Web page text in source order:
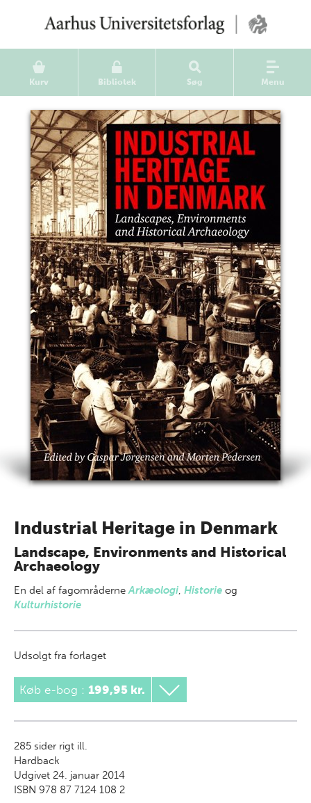
Kurv Bibliotek Søg Menu
Industrial Heritage in Denmark
Landscape, Environments and Historical
Archaeology
En del af fagområderneArkæologi, Historie og
Kulturhistorie
Udsolgt fra forlaget
Køb e-bog : 199,95 kr.
285 sider rigt ill.
Hardback
Udgivet 24. januar 2014
ISBN 978 87 7124 108 2